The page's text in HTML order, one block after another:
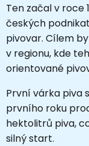
Ten začal v roce
českých
pivovar. Cílem
v regionu, kde
orientované
První várka piva
prvního roku
hektolitrů piva,
silný start.